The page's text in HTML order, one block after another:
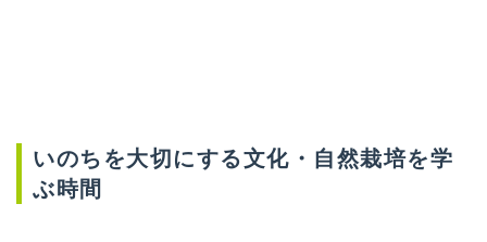
いのちを大切にする文化・自然栽培を学
ぶ時間